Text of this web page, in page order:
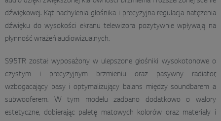
dźwiękowej. Kąt nachylenia głośnika i precyzyjna regulacja natężenia
dźwięku do wysokości ekranu telewizora pozytywnie wpływają na
płynność wrażeń audiowizualnych.
S95TR został wyposażony w ulepszone głośniki wysokotonowe o
czystym i precyzyjnym brzmieniu oraz pasywny radiator,
wzbogacający basy i optymalizujący balans między soundbarem a
subwooferem. W tym modelu zadbano dodatkowo o walory
estetyczne, dobierając paletę matowych kolorów oraz materiały i